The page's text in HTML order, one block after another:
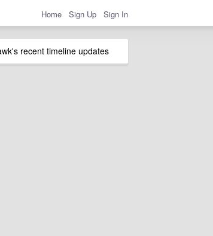
Home Sign Up Sign In
recent timeline updates